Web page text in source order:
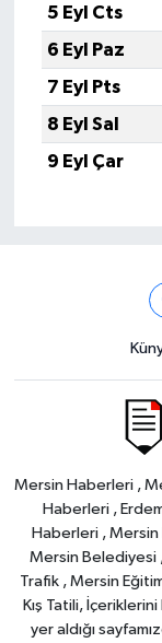
5 Eyl Cts
6 Eyl Paz
7 Eyl Pts
8 Eyl Sal
9 Eyl Çar
Mersin Haberleri ,
Haberleri ,
Haberleri , Mersin
Mersin Belediyesi
Trafik , Mersin
Kış Tatili,
yer aldığı